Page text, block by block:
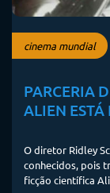
cinema mundial
PARCERIA
ALIEN ESTÁ
O diretor Ridley
conhecidos, pois
ficção científica